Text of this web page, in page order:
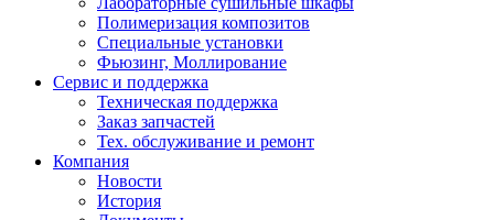
Полимеризация композитов
Специальные установки
Фьюзинг, Моллирование
Сервис и поддержка
Техническая поддержка
Заказ запчастей
Тех. обслуживание и ремонт
Компания
Новости
История